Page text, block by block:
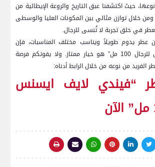
حيث اكتشفنا عبق التاريخ والروعة الإيطالية من
ومن خلال توازن مثالي بين المكونات العليا والوسطى
في خلق تجربة لا تُنسى للرجال.
عطر يدوم طويلاً ويناسب مختلف المناسبات، فإن
“فيندي لايف ايسنس للرجال 100 مل” هو خيار ممتاز. ولا يفوتكم فرصة
الفريد من نوعه من خلال الرابط أدناه:
“فيندي لايف ايسنس